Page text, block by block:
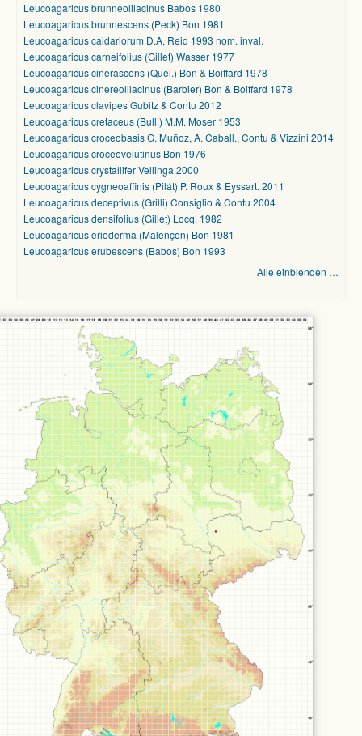
Leucoagaricus brunneolilacinus Babos 1980
Leucoagaricus brunnescens (Peck) Bon 1981
Leucoagaricus caldariorum D.A. Reid 1993 nom. inval.
Leucoagaricus carneifolius (Gillet) Wasser 1977
Leucoagaricus cinerascens (Quél.) Bon & Boiffard 1978
Leucoagaricus cinereolilacinus (Barbier) Bon & Boiffard 1978
Leucoagaricus clavipes Gubitz & Contu 2012
Leucoagaricus cretaceus (Bull.) M.M. Moser 1953
Leucoagaricus croceobasis G. Muñoz, A. Caball., Contu & Vizzini 2014
Leucoagaricus croceovelutinus Bon 1976
Leucoagaricus crystallifer Vellinga 2000
Leucoagaricus cygneoaffinis (Pilát) P. Roux & Eyssart. 2011
Leucoagaricus deceptivus (Grilli) Consiglio & Contu 2004
Leucoagaricus densifolius (Gillet) Locq. 1982
Leucoagaricus erioderma (Malençon) Bon 1981
Leucoagaricus erubescens (Babos) Bon 1993
Alle einblenden …